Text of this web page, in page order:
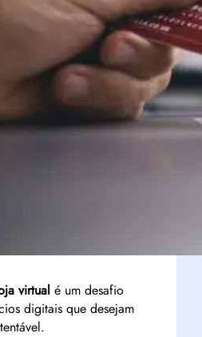
virtual é um desafio
digitais que desejam